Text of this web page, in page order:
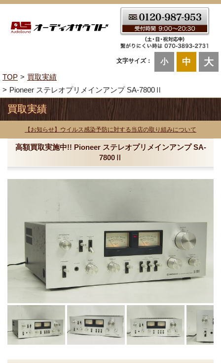
文字サイズ： 小 中 大
TOP
買取実績
Pioneer ステレオプリメインアンプ SA-7800Ⅱ
買取実績
【お知らせ】ウイルス感染予防に対する当店の取り組みについて
高額買取実施中!! Pioneer ステレオプリメインアンプ SA-
7800Ⅱ